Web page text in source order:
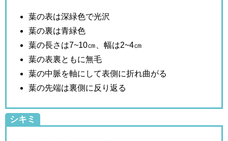
葉の表は深緑色で光沢
葉の裏は青緑色
葉の長さは7~10㎝、幅は2~4㎝
葉の表裏ともに無毛
葉の中脈を軸にして表側に折れ曲がる
葉の先端は裏側に反り返る
シキミ